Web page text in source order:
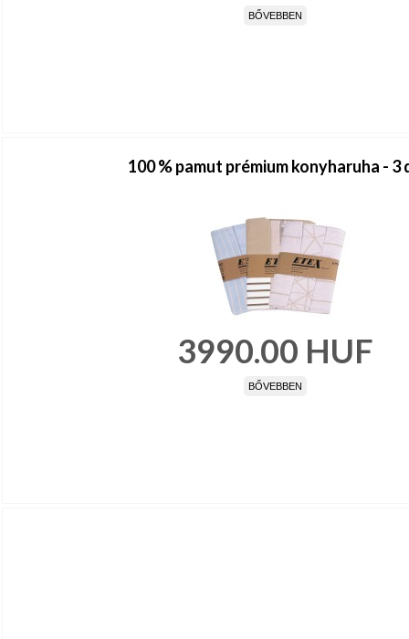
BŐVEBBEN
100 % pamut prémium konyharuha - 3
3990.00 HUF
BŐVEBBEN